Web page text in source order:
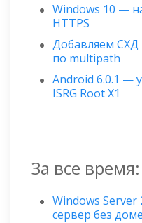
Windows 10 —
HTTPS
Добавляем СХД
по multipath
Android 6.0.1 —
ISRG Root X1
За все время:
Windows
сервер без